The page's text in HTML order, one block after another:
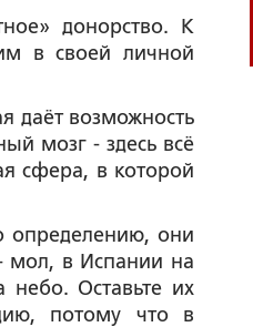
донорство. К
в своей личной
даёт возможность
мозг - здесь всё
сфера, в которой
определению, они
мол, в Испании на
небо. Оставьте их
потому что в